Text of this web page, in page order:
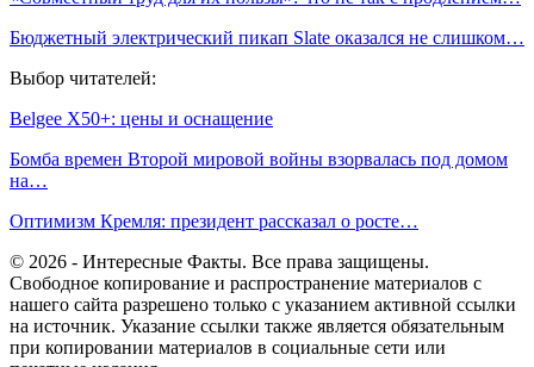
Бюджетный электрический пикап Slate оказался не слишком…
Выбор читателей:
Belgee X50+: цены и оснащение
Бомба времен Второй мировой войны взорвалась под домом
на…
Оптимизм Кремля: президент рассказал о росте…
© 2026 - Интересные Факты. Все права защищены.
Свободное копирование и распространение материалов с
нашего сайта разрешено только с указанием активной ссылки
на источник. Указание ссылки также является обязательным
при копировании материалов в социальные сети или